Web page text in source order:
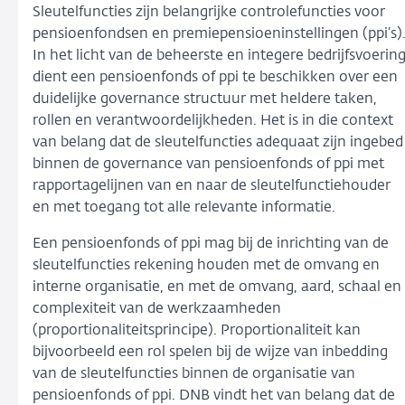
Sleutelfuncties zijn belangrijke controlefuncties voor
pensioenfondsen en premiepensioeninstellingen (ppi’s).
In het licht van de beheerste en integere bedrijfsvoering
dient een pensioenfonds of ppi te beschikken over een
duidelijke governance structuur met heldere taken,
rollen en verantwoordelijkheden. Het is in die context
van belang dat de sleutelfuncties adequaat zijn ingebed
binnen de governance van pensioenfonds of ppi met
rapportagelijnen van en naar de sleutelfunctiehouder
en met toegang tot alle relevante informatie.
Een pensioenfonds of ppi mag bij de inrichting van de
sleutelfuncties rekening houden met de omvang en
interne organisatie, en met de omvang, aard, schaal en
complexiteit van de werkzaamheden
(proportionaliteitsprincipe). Proportionaliteit kan
bijvoorbeeld een rol spelen bij de wijze van inbedding
van de sleutelfuncties binnen de organisatie van
pensioenfonds of ppi. DNB vindt het van belang dat de